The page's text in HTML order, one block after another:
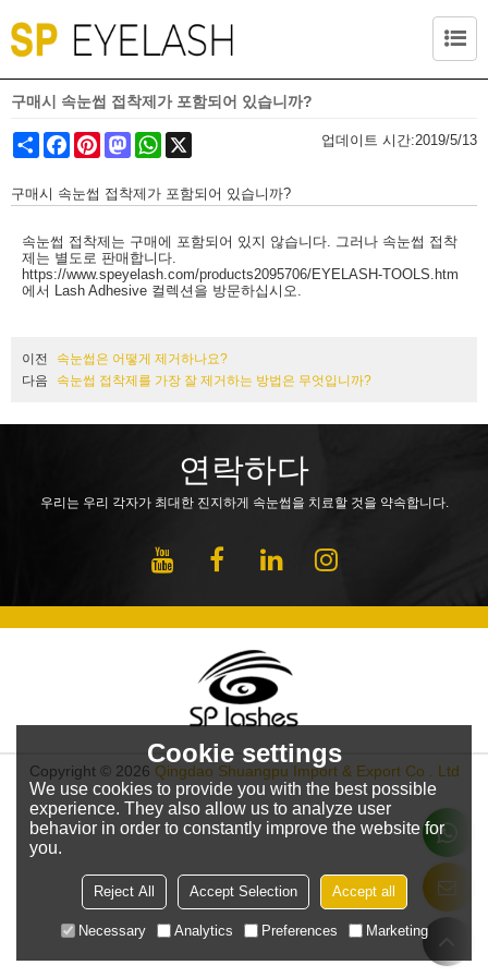
구매시 속눈썹 접착제가 포함되어 있습니까?
Share FacebookPinterestMastodonWhatsApp 업데이트 시간:2019/5/13
구매시 속눈썹 접착제가 포함되어 있습니까?
속눈썹 접착제는 구매에 포함되어 있지 않습니다. 그러나 속눈썹 접착
제는 별도로 판매합니다.
https://www.speyelash.com/products2095706/EYELASH-TOOLS.htm
에서 Lash Adhesive 컬렉션을 방문하십시오.
이전
속눈썹은 어떻게 제거하나요?
다음
속눈썹 접착제를 가장 잘 제거하는 방법은 무엇입니까?
연락하다
우리는 우리 각자가 최대한 진지하게 속눈썹을 치료할 것을 약속합니다.
Copyright © 2026 Qingdao Shuangpu Import & Export Co . Ltd
Cookie settings
We use cookies to provide you with the best possible
experience. They also allow us to analyze user
behavior in order to constantly improve the website for
you.
Reject All Accept Selection Accept all
Necessary Analytics Preferences Marketing